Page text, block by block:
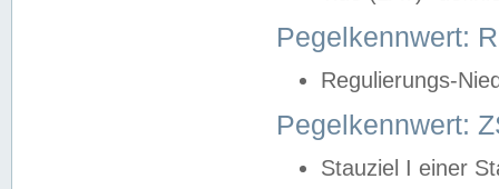
Pegelkennwert:
Regulierungs-
Pegelkennwert:
Stauziel I einer